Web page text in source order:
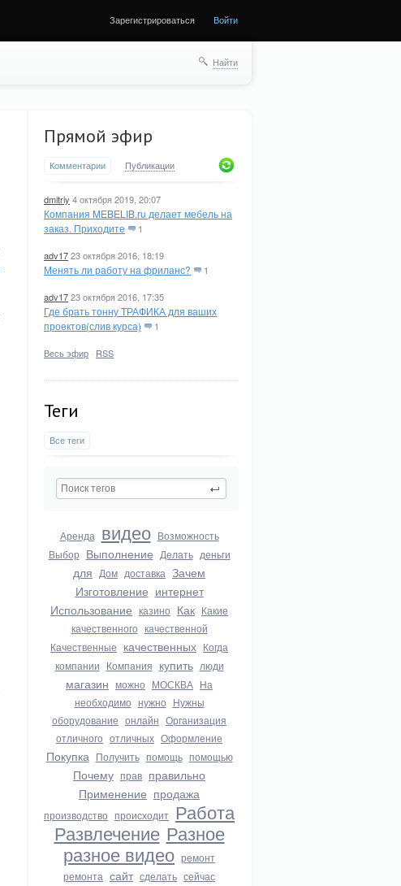
Зарегистрироваться Войти
Найти
Прямой эфир
Комментарии Публикации
dmitriy 4 октября 2019, 20:07
Компания MEBELIB.ru делает мебель на
заказ. Приходите
1
adv1723 октября 2016, 18:19
Менять ли работу на фриланс? 1
adv1723 октября 2016, 17:35
Где брать тонну ТРАФИКА для ваших
проектов(слив курса)
1
Весь эфир · RSS
Теги
Все теги
Аренда видео Возможность
Выбор Выполнение Делать деньги
для Дом доставка Зачем
Изготовление интернет
Использование казино Как Какие
качественного качественной
Качественные качественных Когда
компании Компания купить люди
магазин можно МОСКВА На
необходимо нужно Нужны
оборудование онлайн Организация
отличного отличных Оформление
Покупка Получить помощь помощью
Почему прав правильно
Применение продажа
производство происходит Работа
Развлечение Разное
разное видео ремонт
ремонта сайт сделать сейчас